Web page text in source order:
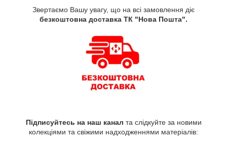
Звертаємо Вашу увагу, що на всі замовлення діє
безкоштовна доставка ТК "Нова Пошта".
Підписуйтесь на наш канал та слідкуйте за новими
колекціями та свіжими надходженнями матеріалів: